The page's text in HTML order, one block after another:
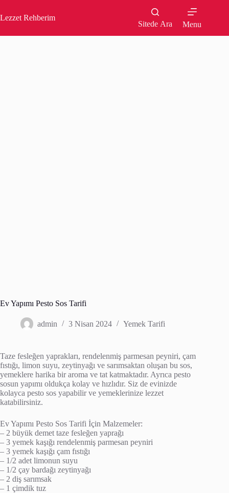
to
content
Lezzet Rehberim
Sitede Ara Menu
Ev Yapımı Pesto Sos Tarifi
admin 3 Nisan 2024 Yemek Tarifi
Taze fesleğen yaprakları, rendelenmiş parmesan peyniri, çam
fıstığı, limon suyu, zeytinyağı ve sarımsaktan oluşan bu sos,
yemeklere harika bir aroma ve tat katmaktadır. Ayrıca pesto
sosun yapımı oldukça kolay ve hızlıdır. Siz de evinizde
kolayca pesto sos yapabilir ve yemeklerinize lezzet
katabilirsiniz.
Ev Yapımı Pesto Sos Tarifi İçin Malzemeler:
– 2 büyük demet taze fesleğen yaprağı
– 3 yemek kaşığı rendelenmiş parmesan peyniri
– 3 yemek kaşığı çam fıstığı
– 1/2 adet limonun suyu
– 1/2 çay bardağı zeytinyağı
– 2 diş sarımsak
– 1 çimdik tuz